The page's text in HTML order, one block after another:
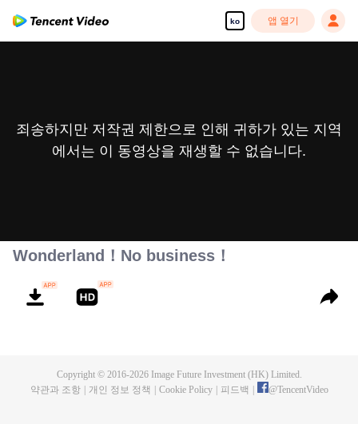
ko 앱 열기
죄송하지만 저작권 제한으로 인해 귀하가 있는 지역
에서는 이 동영상을 재생할 수 없습니다.
Wonderland！No business！
Copyright © 2016-2026Image Future Investment (HK) Limited.
약관과 조항
개인 정보 정책 Cookie Policy 피드백 @TencentVideo